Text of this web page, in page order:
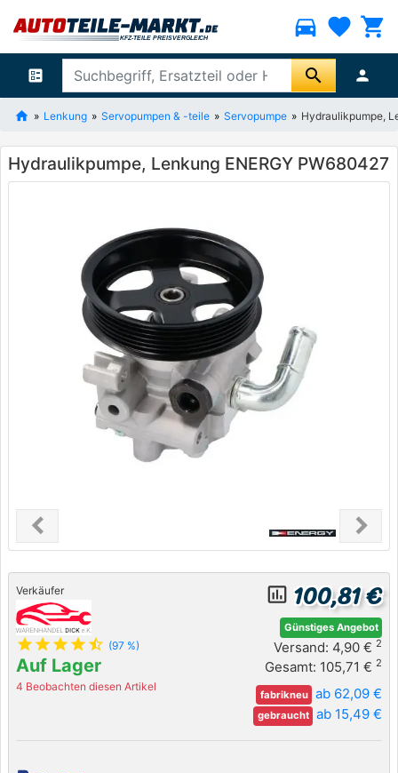
directions_car favorite shopping_cart
ballot search person
Lenkung Servopumpen & -teile Servopumpe Hydraulikpumpe,
Hydraulikpumpe, Lenkung ENERGY PW680427
chevron_leftPrevious chevron_right
Next
Verkäufer
star star star star star_half (97 %)
Auf Lager
4 Beobachten diesen Artikel
insert_chart_outlined 100,81 €
Günstiges Angebot
Versand: 4,90 € 2
Gesamt: 105,71 € 2
fabrikneu ab 62,09 €
gebraucht ab 15,49 €